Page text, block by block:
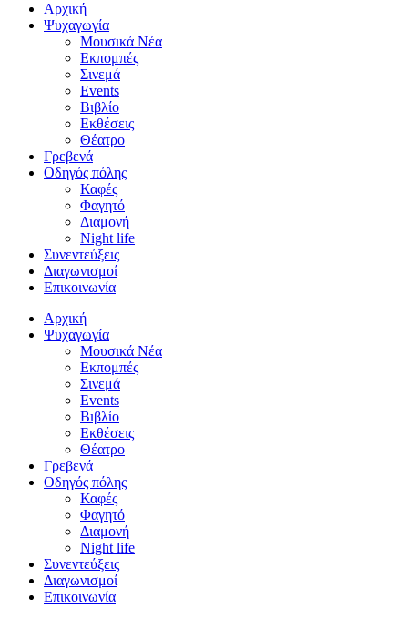
Αρχική
Ψυχαγωγία
Μουσικά Νέα
Εκπομπές
Σινεμά
Events
Βιβλίο
Εκθέσεις
Θέατρο
Γρεβενά
Οδηγός πόλης
Καφές
Φαγητό
Διαμονή
Night life
Συνεντεύξεις
Διαγωνισμοί
Επικοινωνία
Αρχική
Ψυχαγωγία
Μουσικά Νέα
Εκπομπές
Σινεμά
Events
Βιβλίο
Εκθέσεις
Θέατρο
Γρεβενά
Οδηγός πόλης
Καφές
Φαγητό
Διαμονή
Night life
Συνεντεύξεις
Διαγωνισμοί
Επικοινωνία